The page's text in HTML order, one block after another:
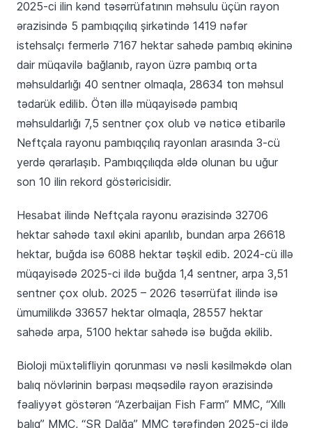
2025-ci ilin kənd təsərrüfatının məhsulu üçün rayon
ərazisində 5 pambıqçılıq şirkətində 1419 nəfər
istehsalçı fermerlə 7167 hektar sahədə pambıq əkininə
dair müqavilə bağlanıb, rayon üzrə pambıq orta
məhsuldarlığı 40 sentner olmaqla, 28634 ton məhsul
tədarük edilib. Ötən illə müqayisədə pambıq
məhsuldarlığı 7,5 sentner çox olub və nəticə etibarilə
Neftçala rayonu pambıqçılıq rayonları arasında 3-cü
yerdə qərarlaşıb. Pambıqçılıqda əldə olunan bu uğur
son 10 ilin rekord göstəricisidir.
Hesabat ilində Neftçala rayonu ərazisində 32706
hektar sahədə taxıl əkini aparılıb, bundan arpa 26618
hektar, buğda isə 6088 hektar təşkil edib. 2024-cü illə
müqayisədə 2025-ci ildə buğda 1,4 sentner, arpa 3,51
sentner çox olub. 2025 – 2026 təsərrüfat ilində isə
ümumilikdə 33657 hektar olmaqla, 28557 hektar
sahədə arpa, 5100 hektar sahədə isə buğda əkilib.
Bioloji müxtəlifliyin qorunması və nəsli kəsilməkdə olan
balıq növlərinin bərpası məqsədilə rayon ərazisində
fəaliyyət göstərən “Azerbaijan Fish Farm” MMC, “Xıllı
balıq” MMC, “SR Dalğa” MMC tərəfindən 2025-ci ildə